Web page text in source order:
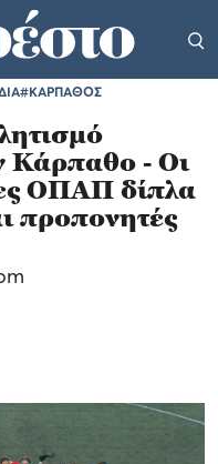
#ΚΑΡΠΑΘΟΣ
Κάρπαθο - Οι
ΟΠΑΠ δίπλα
προπονητές